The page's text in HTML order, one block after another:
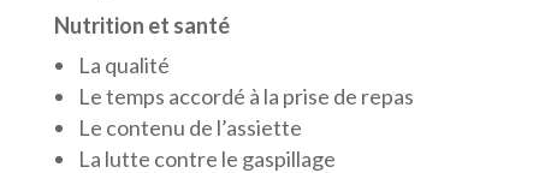
Nutrition et santé
La qualité
Le temps accordé à la prise de repas
Le contenu de l’assiette
La lutte contre le gaspillage